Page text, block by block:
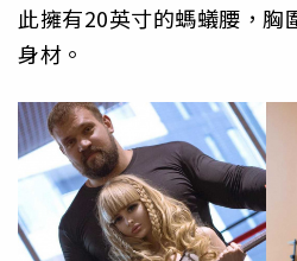
此擁有20英寸的螞蟻腰，胸
身材。